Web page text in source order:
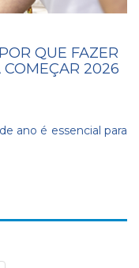
QUE FAZER
COMEÇAR 2026
ano é essencial para